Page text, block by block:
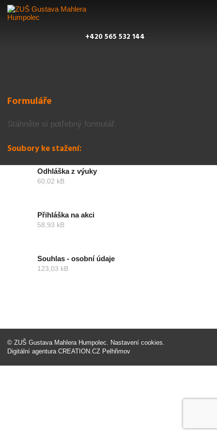
+420 565 532 144
Formuláře
Stáhněte si potřebný formulář.
Soubory ke stažení:
Odhláška z výuky
60,02 kB
Přihláška na akci
58,93 kB
Souhlas - osobní údaje
123,03 kB
© ZUŠ Gustava Mahlera Humpolec Nastavení cookies
Digitální agentura CREATION.CZ Pelhřimov